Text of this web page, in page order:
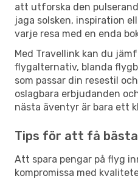
att utforska den
jaga solsken, inspiration
varje resa med en enda
Med Travellink kan du
flygalternativ, blanda
som passar din resestil
oslagbara erbjudanden
nästa äventyr är bara ett
Tips för att få
Att spara pengar på flyg
kompromissa med